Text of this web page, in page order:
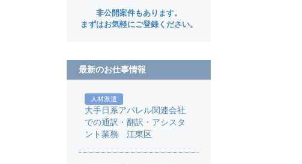
非公開案件もあります。
まずはお気軽にご登録ください。
最新のお仕事情報
人材派遣
大手日系アパレル関連会社
での通訳・翻訳・アシスタ
ント業務 江東区